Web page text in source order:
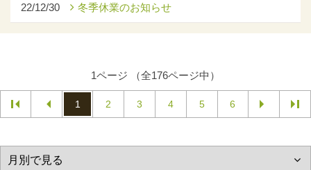
22/12/30 冬季休業のお知らせ
1ページ （全176ページ中）
1 2 3 4 5 6